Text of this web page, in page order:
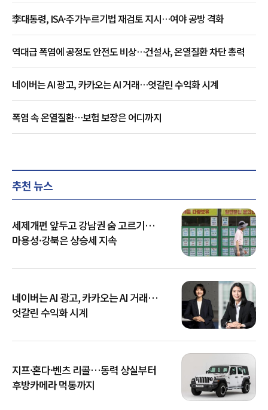
李대통령, ISA·주가누르기법 재검토 지시…여야 공방 격화
역대급 폭염에 공정도 안전도 비상…건설사, 온열질환 차단 총력
네이버는 AI 광고, 카카오는 AI 거래…엇갈린 수익화 시계
폭염 속 온열질환…보험 보장은 어디까지
추천 뉴스
세제개편 앞두고 강남권 숨 고르기…
마용성·강북은 상승세 지속
네이버는 AI 광고, 카카오는 AI 거래…
엇갈린 수익화 시계
지프·혼다·벤츠 리콜…동력 상실부터
후방카메라 먹통까지